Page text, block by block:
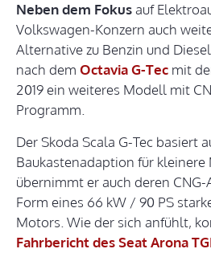
Neben dem Fokusauf
Volkswagen-Konzern auch
Alternative zu Benzin und
nach dem Octavia G-Tec mit
2019 ein weiteres Modell mit
Programm.
Der Skoda Scala G-Tec basiert
Baukastenadaption für
übernimmt er auch deren
Form eines 66 kW / 90 PS
Motors. Wie der sich anfühlt,
Fahrbericht des Seat Arona